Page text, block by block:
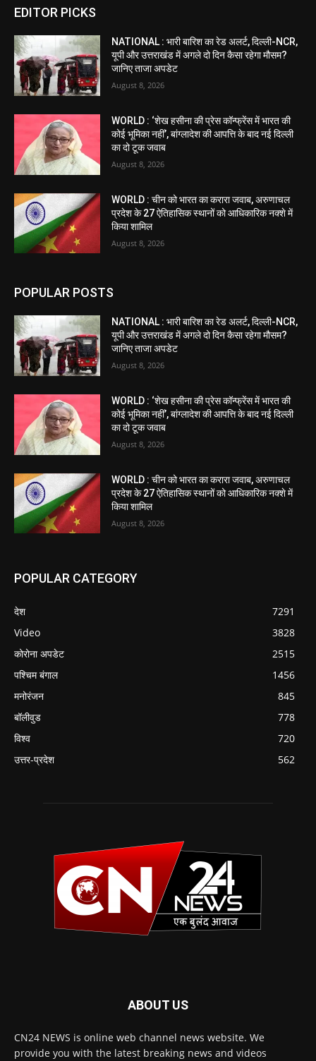
EDITOR PICKS
NATIONAL : भारी बारिश का रेड अलर्ट, दिल्ली-NCR,
यूपी और उत्तराखंड में अगले दो दिन कैसा रहेगा मौसम?
जानिए ताजा अपडेट
August 8, 2026
WORLD : ‘शेख हसीना की प्रेस कॉन्फ्रेंस में भारत की
कोई भूमिका नहीं’, बांग्लादेश की आपत्ति के बाद नई दिल्ली
का दो टूक जवाब
August 8, 2026
WORLD : चीन को भारत का करारा जवाब, अरुणाचल
प्रदेश के 27 ऐतिहासिक स्थानों को आधिकारिक नक्शे में
किया शामिल
August 8, 2026
POPULAR POSTS
NATIONAL : भारी बारिश का रेड अलर्ट, दिल्ली-NCR,
यूपी और उत्तराखंड में अगले दो दिन कैसा रहेगा मौसम?
जानिए ताजा अपडेट
August 8, 2026
WORLD : ‘शेख हसीना की प्रेस कॉन्फ्रेंस में भारत की
कोई भूमिका नहीं’, बांग्लादेश की आपत्ति के बाद नई दिल्ली
का दो टूक जवाब
August 8, 2026
WORLD : चीन को भारत का करारा जवाब, अरुणाचल
प्रदेश के 27 ऐतिहासिक स्थानों को आधिकारिक नक्शे में
किया शामिल
August 8, 2026
POPULAR CATEGORY
देश
7291
Video
3828
कोरोना अपडेट
2515
पश्चिम बंगाल
1456
मनोरंजन
845
बॉलीवुड
778
विश्व
720
उत्तर-प्रदेश
562
ABOUT US
CN24 NEWS is online web channel news website. We
provide you with the latest breaking news and videos